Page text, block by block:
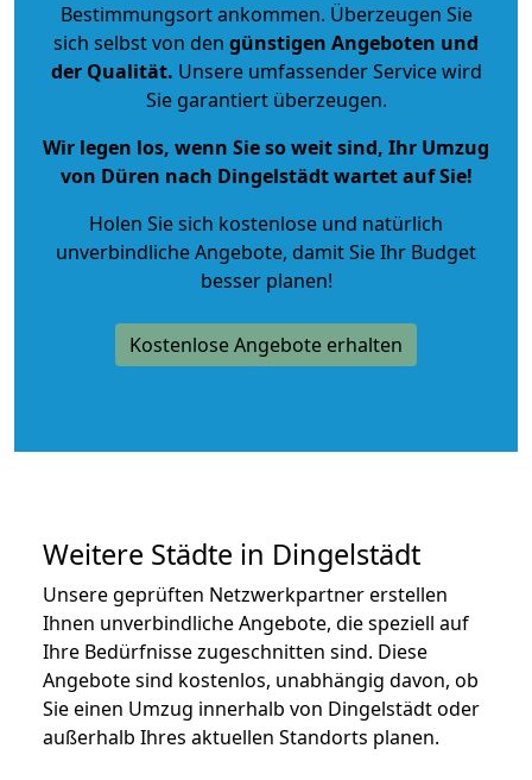
Bestimmungsort ankommen. Überzeugen Sie
sich selbst von den günstigen Angeboten und
der Qualität. Unsere umfassender Service wird
Sie garantiert überzeugen.
Wir legen los, wenn Sie so weit sind, Ihr Umzug
von Düren nach Dingelstädt wartet auf Sie!
Holen Sie sich kostenlose und natürlich
unverbindliche Angebote, damit Sie Ihr Budget
besser planen!
Kostenlose Angebote erhalten
Weitere Städte in Dingelstädt
Unsere geprüften Netzwerkpartner erstellen
Ihnen unverbindliche Angebote, die speziell auf
Ihre Bedürfnisse zugeschnitten sind. Diese
Angebote sind kostenlos, unabhängig davon, ob
Sie einen Umzug innerhalb von Dingelstädt oder
außerhalb Ihres aktuellen Standorts planen.